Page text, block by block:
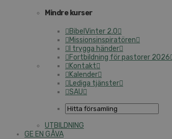
Mindre kurser
BibelVinter 2.0
Missionsinspiratören
I trygga händer
Fortbildning för pastorer 2026
Kontakt
Kalender
Lediga tjänster
SAU
UTBILDNING
GE EN GÅVA